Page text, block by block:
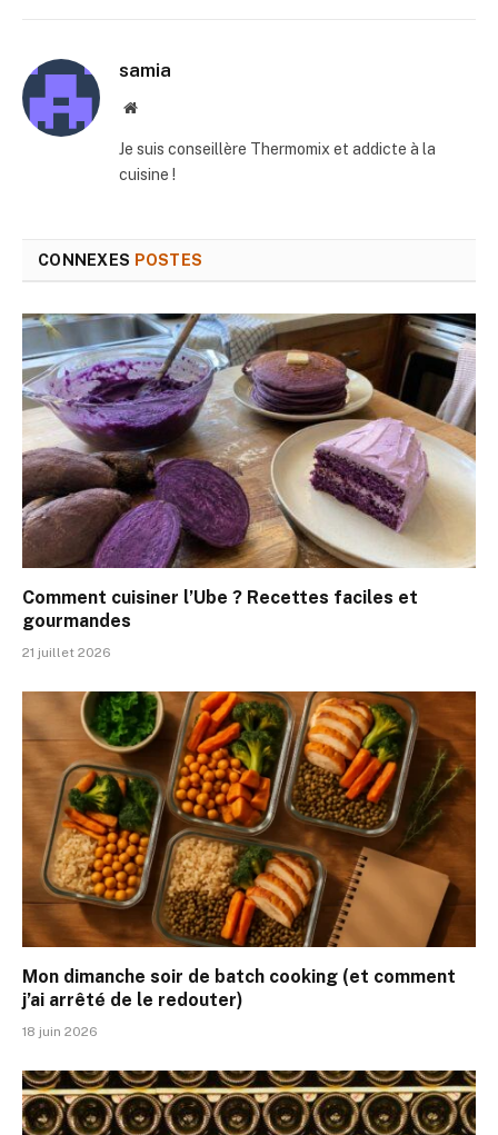
samia
Site
Je suis conseillère Thermomix et addicte à la
cuisine !
CONNEXES POSTES
Comment cuisiner l’Ube ? Recettes faciles et
gourmandes
21 juillet 2026
Mon dimanche soir de batch cooking (et comment
j’ai arrêté de le redouter)
18 juin 2026